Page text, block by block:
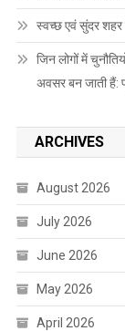
स्वच्छ एवं सुंदर शहर
जिन लोगों में
अवसर बन जाती हैं:
ARCHIVES
August 2026
July 2026
June 2026
May 2026
April 2026